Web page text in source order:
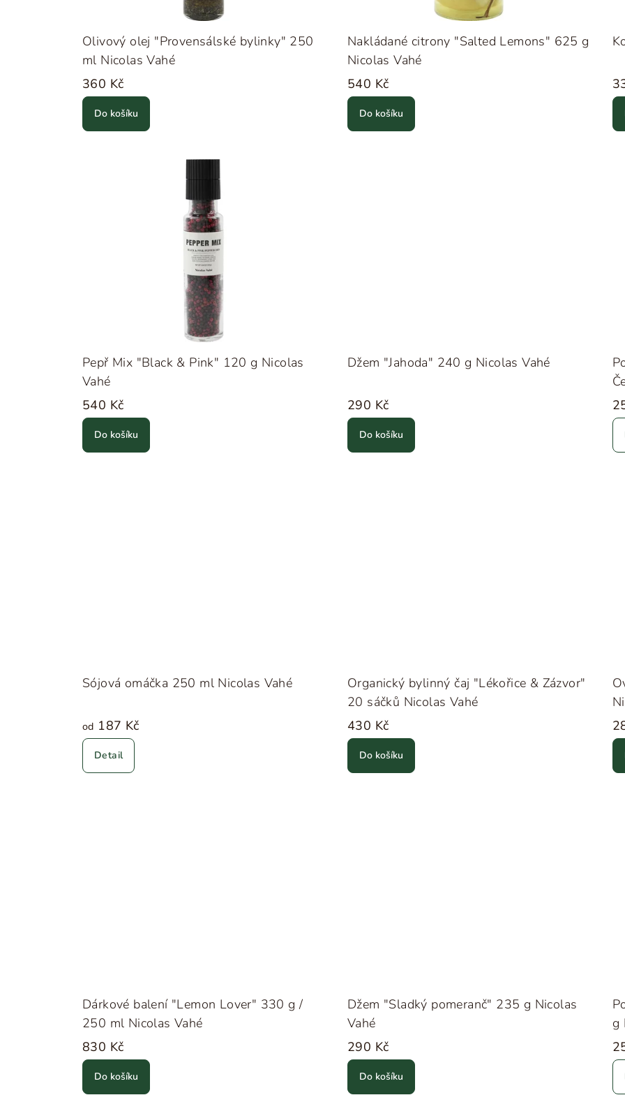
Olivový olej "Provensálské bylinky" 250
ml Nicolas Vahé
360 Kč
Do košíku
Nakládané citrony "Salted Lemons" 625 g
Nicolas Vahé
540 Kč
Do košíku
Pepř Mix "Black & Pink" 120 g Nicolas
Vahé
540 Kč
Do košíku
Džem "Jahoda" 240 g Nicolas Vahé
290 Kč
Do košíku
Sójová omáčka 250 ml Nicolas Vahé
od 187 Kč
Detail
Organický bylinný čaj "Lékořice & Zázvor"
20 sáčků Nicolas Vahé
430 Kč
Do košíku
Dárkové balení "Lemon Lover" 330 g /
250 ml Nicolas Vahé
830 Kč
Do košíku
Džem "Sladký pomeranč" 235 g Nicolas
Vahé
290 Kč
Do košíku
g